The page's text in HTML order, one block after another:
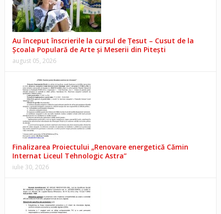
Au început înscrierile la cursul de Țesut – Cusut de la
Școala Populară de Arte și Meserii din Pitești
august 05, 2026
Finalizarea Proiectului „Renovare energetică Cămin
Internat Liceul Tehnologic Astra”
iulie 30, 2026